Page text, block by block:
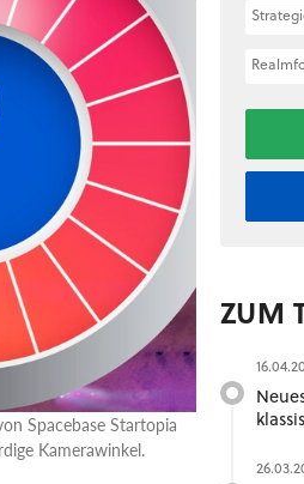
Spacebase Startopia
Kamerawinkel.
ZUM